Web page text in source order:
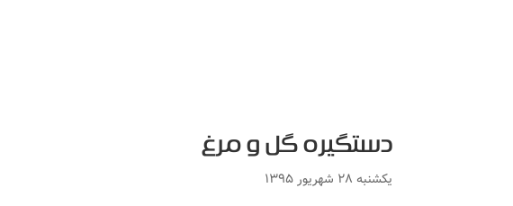
دستگیره گل و مرغ
یکشنبه ۲۸ شهریور ۱۳۹۵